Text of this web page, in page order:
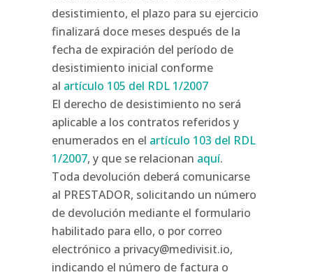
desistimiento, el plazo para su ejercicio
finalizará doce meses después de la
fecha de expiración del período de
desistimiento inicial conforme
al artículo 105 del RDL 1/2007
El derecho de desistimiento no será
aplicable a los contratos referidos y
enumerados en el artículo 103 del RDL
1/2007, y que se relacionan aquí.
Toda devolución deberá comunicarse
al PRESTADOR, solicitando un número
de devolución mediante el formulario
habilitado para ello, o por correo
electrónico a privacy@medivisit.io,
indicando el número de factura o